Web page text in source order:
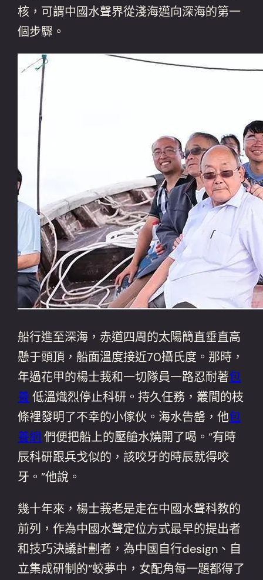
核，可謂中國水聲界從淺海邁向深海的第一
個步驟。
船行進至深海，赤道四周的太陽簡直垂直高
懸于頭頂，船面溫度接近70攝氏度。那時，
年過花甲的楊士莪和一切隊員一路忍耐著包
養 低溫熾烈停止科研。持久任務，叢間的枝
條裡發明了不幸的小傢伙。海水告罄，他包
養網 們便把船上的壓艙水燒開了喝。“有時
辰科研跟兵戈似的，該咬牙的時辰就得咬
牙。”他說。
幾十年來，楊士莪老是走在中國水聲科教的
前列，作為中國水聲定位方式最早的提出者
和技巧決議計劃者，為中國自行design、自
立集成研制的“蛟夢中，女配角每一題都得了